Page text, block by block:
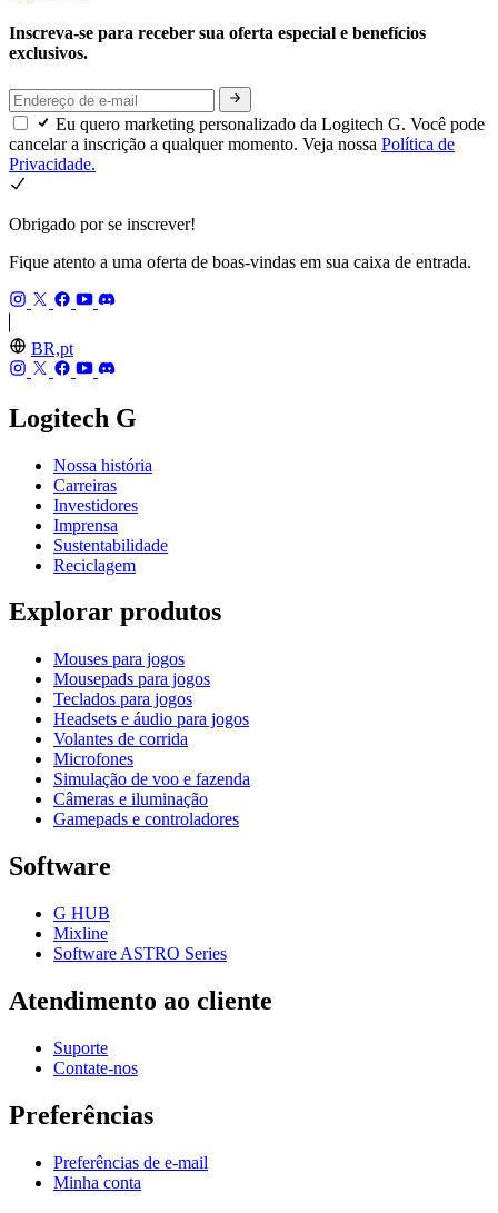
Inscreva-se para receber sua oferta especial e benefícios
exclusivos.
Eu quero marketing personalizado da Logitech G. Você pode
cancelar a inscrição a qualquer momento. Veja nossa Política de
Privacidade.
Obrigado por se inscrever!
Fique atento a uma oferta de boas-vindas em sua caixa de entrada.
BR,pt
Logitech G
Nossa história
Carreiras
Investidores
Imprensa
Sustentabilidade
Reciclagem
Explorar produtos
Mouses para jogos
Mousepads para jogos
Teclados para jogos
Headsets e áudio para jogos
Volantes de corrida
Microfones
Simulação de voo e fazenda
Câmeras e iluminação
Gamepads e controladores
Software
G HUB
Mixline
Software ASTRO Series
Atendimento ao cliente
Suporte
Contate-nos
Preferências
Preferências de e-mail
Minha conta